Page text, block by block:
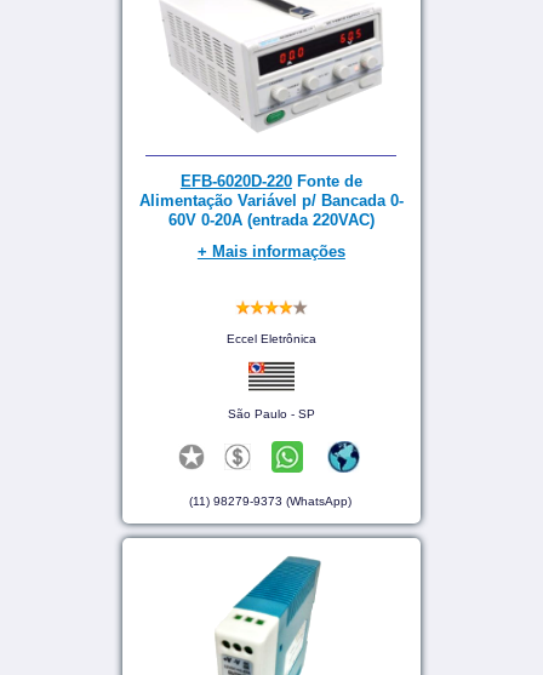
EFB-6020D-220Fonte de
Alimentação Variável p/ Bancada 0-
60V 0-20A (entrada 220VAC)
+ Mais informações
Eccel Eletrônica
São Paulo - SP
(11) 98279-9373 (WhatsApp)